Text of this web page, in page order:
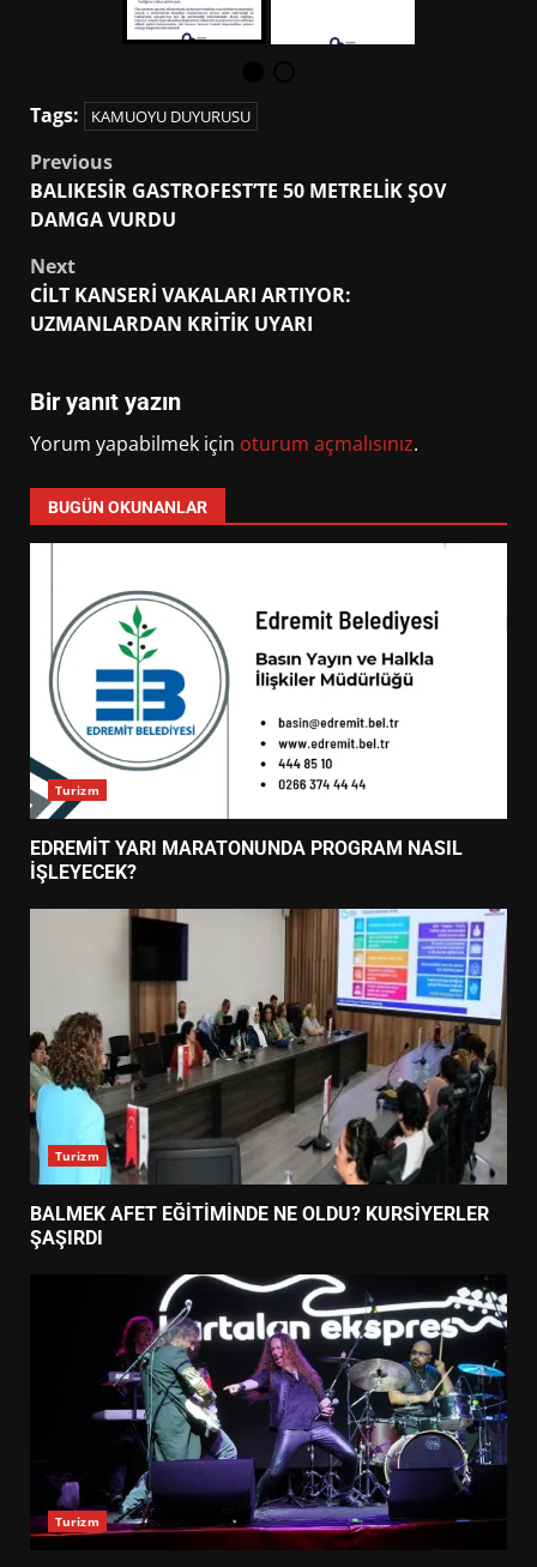
Tags: KAMUOYU DUYURUSU
Post
navigation
Previous
BALIKESİR GASTROFEST’TE 50 METRELİK ŞOV
DAMGA VURDU
Next
CİLT KANSERİ VAKALARI ARTIYOR:
UZMANLARDAN KRİTİK UYARI
Bir yanıt yazın
Yorum yapabilmek için oturum açmalısınız.
BUGÜN OKUNANLAR
Turizm
EDREMİT YARI MARATONUNDA PROGRAM NASIL
İŞLEYECEK?
Turizm
BALMEK AFET EĞİTİMİNDE NE OLDU? KURSİYERLER
ŞAŞIRDI
Turizm